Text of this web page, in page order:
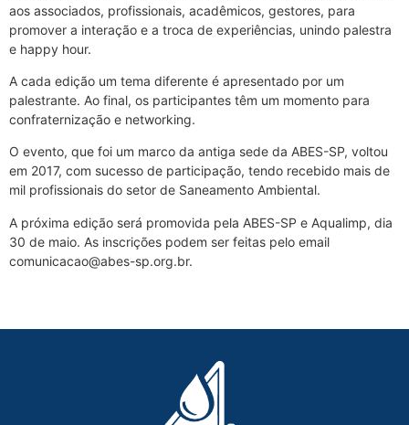
aos associados, profissionais, acadêmicos, gestores, para
promover a interação e a troca de experiências, unindo palestra
e happy hour.
A cada edição um tema diferente é apresentado por um
palestrante. Ao final, os participantes têm um momento para
confraternização e networking.
O evento, que foi um marco da antiga sede da ABES-SP, voltou
em 2017, com sucesso de participação, tendo recebido mais de
mil profissionais do setor de Saneamento Ambiental.
A próxima edição será promovida pela ABES-SP e Aqualimp, dia
30 de maio. As inscrições podem ser feitas pelo email
comunicacao@abes-sp.org.br.